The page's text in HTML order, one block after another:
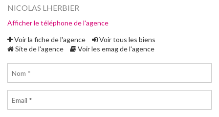
NICOLAS LHERBIER
Afficher le téléphone de l'agence
Voir la fiche de l'agence
Voir tous les biens
Site de l'agence
Voir les emag de l'agence